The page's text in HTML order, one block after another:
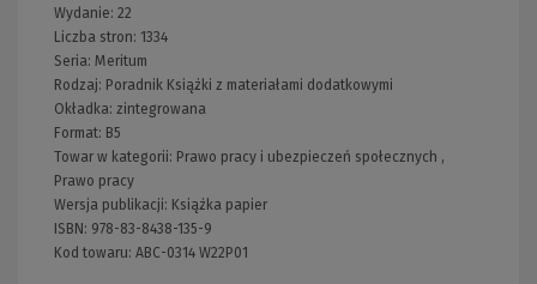
Wydanie: 22
Liczba stron: 1334
Seria: Meritum
Rodzaj: Poradnik Książki z materiałami dodatkowymi
Okładka: zintegrowana
Format: B5
Towar w kategorii: Prawo pracy i ubezpieczeń społecznych ,
Prawo pracy
Wersja publikacji: Książka papier
ISBN: 978-83-8438-135-9
Kod towaru: ABC-0314 W22P01